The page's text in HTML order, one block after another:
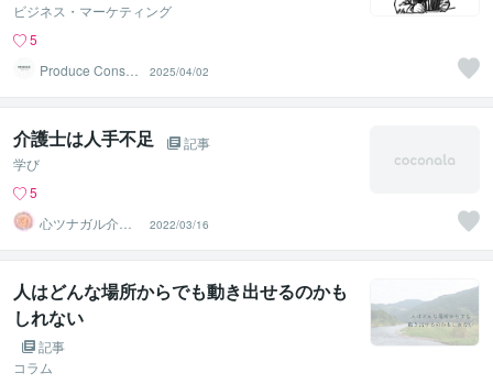
ビジネス・マーケティング
5
Produce Consult
2025/04/02
介護士は人手不足
記事
学び
5
心ツナガル介
護 石橋
2022/03/16
人はどんな場所からでも動き出せるのかも
しれない
記事
コラム